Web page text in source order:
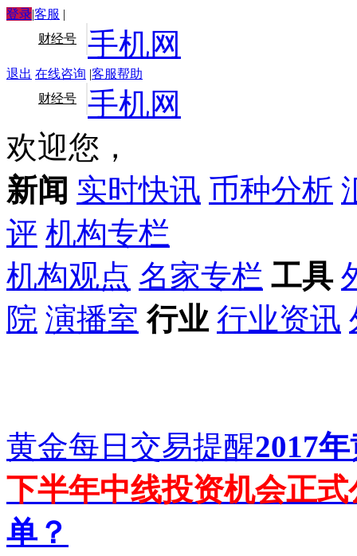
登录|客服 |
手机网
财经号
退出 在线咨询 |客服帮助
手机网
财经号
欢迎您，
新闻 实时快讯 币种分析
评 机构专栏
机构观点 名家专栏 工具
院 演播室 行业 行业资讯
黄金每日交易提醒2017
下半年中线投资机会正式
单？